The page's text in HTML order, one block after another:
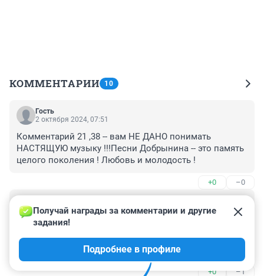
КОММЕНТАРИИ 10
Гость
2 октября 2024, 07:51
Комментарий 21 ,38 -- вам НЕ ДАНО понимать
НАСТЯЩУЮ музыку !!!Песни Добрынина -- это память
целого поколения ! Любовь и молодость !
+0 –0
1 октября 2024, 21:35
Кроме этих 2 х песен ничего больше не слышала.
Таких полным полно. Ещё один есть певец с хитом -
плот. Только эту песню и пел. Забыла как его зовут
даже.
+0 –1
Получай награды за комментарии и другие
задания!
Подробнее в профиле